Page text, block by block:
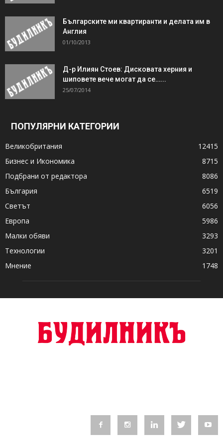
Българските ми квартиранти и делата им в
Англия
01/10/2013
Д-р Илиян Стоев: Дисковата херния и
шиповете вече могат да се…...
25/07/2014
ПОПУЛЯРНИ КАТЕГОРИИ
Великобритания
12415
Бизнес и Икономика
8715
Подбрани от редактора
8086
България
6519
Светът
6056
Европа
5986
Малки обяви
3293
Технологии
3201
Мнение
1748